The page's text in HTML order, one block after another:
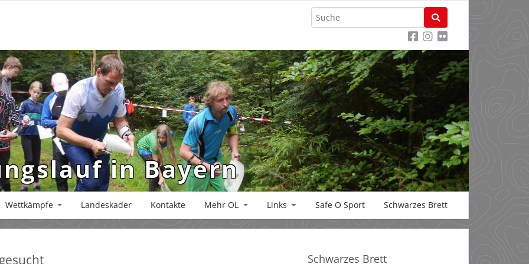
in Bayern
Wettkämpfe Landeskader Kontakte Mehr OL Links Safe O Sport
Schwarzes Brett
Schwarzes Brett